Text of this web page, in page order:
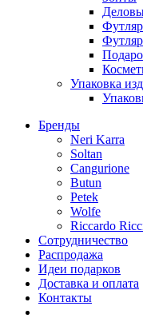
Упаковка
Бренды
Neri Karra
Soltan
Cangurione
Butun
Petek
Wolfe
Riccardo
Сотрудничество
Распродажа
Идеи подарков
Доставка и оплата
Контакты